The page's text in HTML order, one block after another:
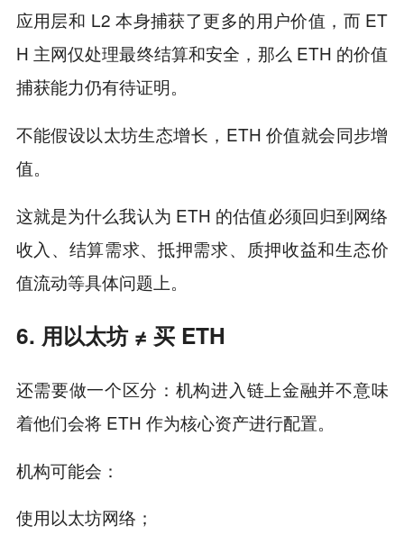
应用层和 L2 本身捕获了更多的用户价值，而 ET
H 主网仅处理最终结算和安全，那么 ETH 的价值
捕获能力仍有待证明。
不能假设以太坊生态增长，ETH 价值就会同步增
值。
这就是为什么我认为 ETH 的估值必须回归到网络
收入、结算需求、抵押需求、质押收益和生态价
值流动等具体问题上。
6. 用以太坊 ≠ 买 ETH
还需要做一个区分：机构进入链上金融并不意味
着他们会将 ETH 作为核心资产进行配置。
机构可能会：
使用以太坊网络；